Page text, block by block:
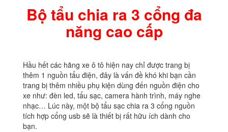
Bộ tẩu chia ra 3 cổng đa
năng cao cấp
Hầu hết các hãng xe ô tô hiện nay chỉ được trang bị
thêm 1 nguồn tẩu điện, đây là vấn đề khó khi bạn cần
trang bị thêm nhiều phụ kiện dùng đến nguồn điện cho
xe như: đèn led, tẩu sạc, camera hành trình, máy nghe
nhạc… Lúc này, một bộ tẩu sạc chia ra 3 cổng nguồn
tích hợp cổng usb sẽ là thiết bị rất hữu ích dành cho
bạn.